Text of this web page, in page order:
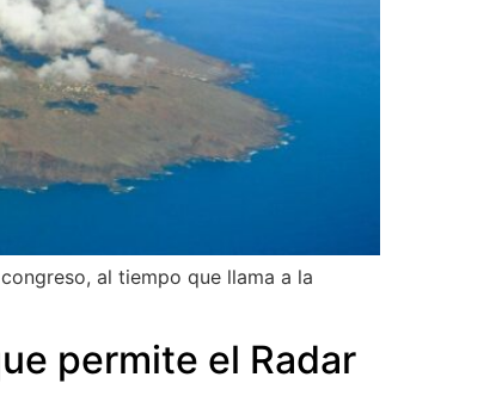
al tiempo que llama a la
permite el Radar